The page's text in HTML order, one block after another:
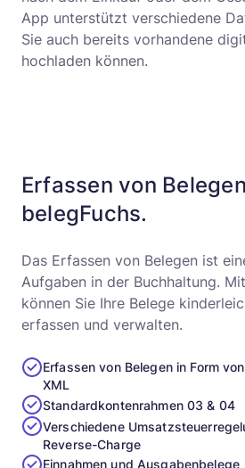
App unterstützt verschiedene
Sie auch bereits vorhandene
hochladen können.
Erfassen von
belegFuchs.
Das Erfassen von Belegen ist
Aufgaben in der Buchhaltung.
können Sie Ihre Belege
erfassen und verwalten.
Erfassen von Belegen in Form
XML
Standardkontenrahmen 03 & 04
Verschiedene
Reverse-Charge
Einnahmen und Ausgabenbelege